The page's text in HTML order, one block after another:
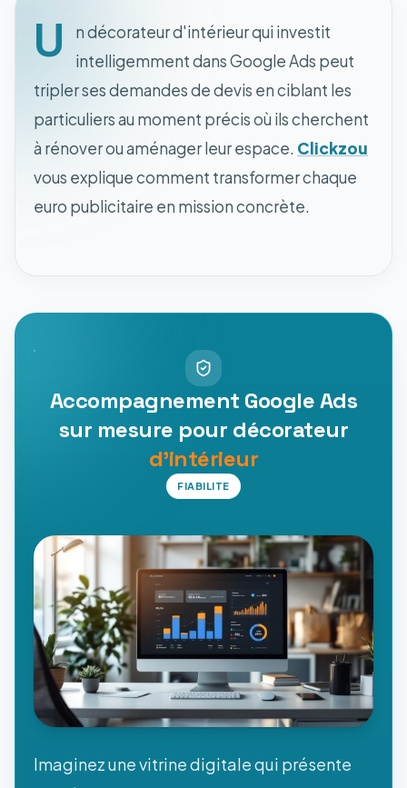
U
n décorateur d'intérieur qui investit
intelligemment dans Google Ads peut
tripler ses demandes de devis en ciblant les
particuliers au moment précis où ils cherchent
à rénover ou aménager leur espace. Clickzou
vous explique comment transformer chaque
euro publicitaire en mission concrète.
Accompagnement Google Ads
sur mesure pour décorateur
d'intérieur
FIABILITE
Imaginez une vitrine digitale qui présente